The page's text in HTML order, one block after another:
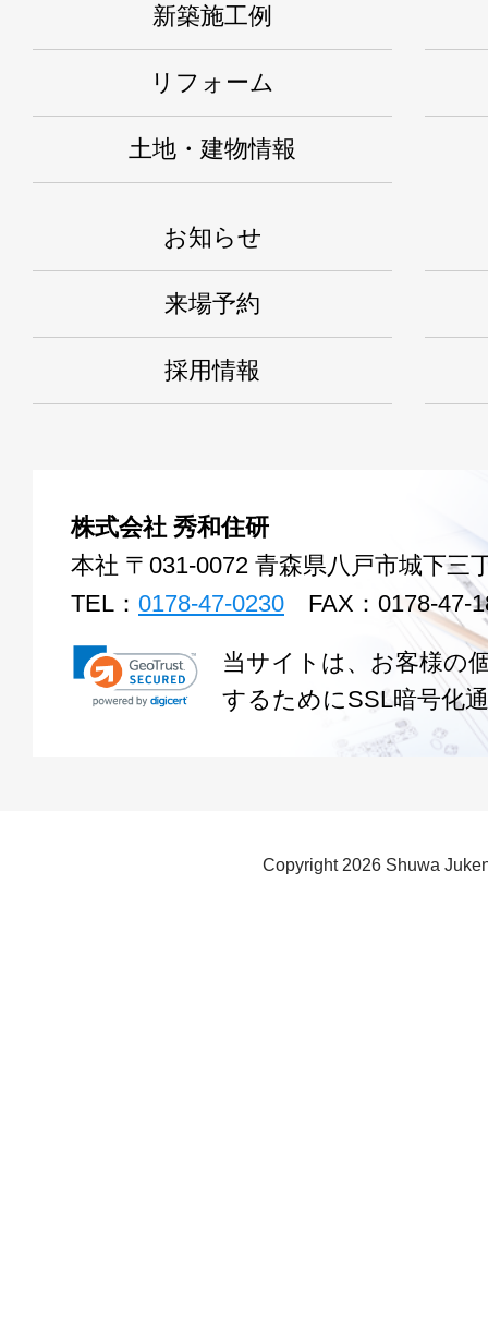
新築施工例
リフォーム
土地・建物情報
お知らせ
来場予約
採用情報
株式会社 秀和住研
本社 〒031-0072 青森県八戸市城下三
TEL： 0178-47-0230 FAX：0178-47-
当サイトは、お客様の
するためにSSL暗号化
Copyright 2026 Shuwa